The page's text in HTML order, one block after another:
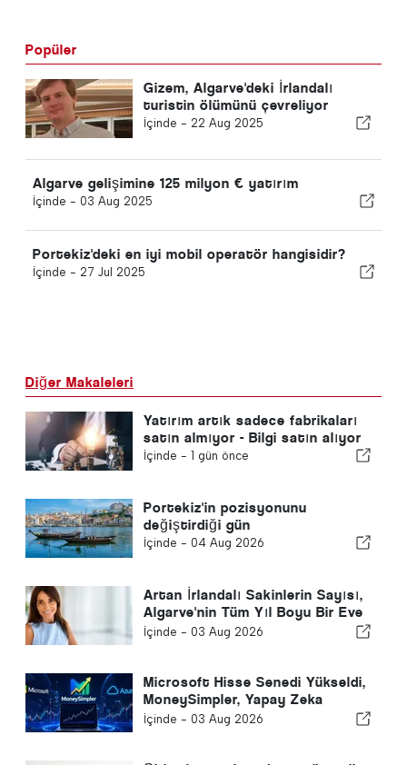
Popüler
Gizem, Algarve'deki İrlandalı
turistin ölümünü çevreliyor
İçinde - 22 Aug 2025
Algarve gelişimine 125 milyon € yatırım
İçinde - 03 Aug 2025
Portekiz'deki en iyi mobil operatör hangisidir?
İçinde - 27 Jul 2025
Diğer Makaleleri
Yatırım artık sadece fabrikaları
satın almıyor - Bilgi satın alıyor
İçinde - 1 gün önce
Portekiz'in pozisyonunu
değiştirdiği gün
İçinde - 04 Aug 2026
Artan İrlandalı Sakinlerin Sayısı,
Algarve'nin Tüm Yıl Boyu Bir Eve
Dönüşümünü Vurguluyor
İçinde - 03 Aug 2026
Microsoft Hisse Senedi Yükseldi,
MoneySimpler, Yapay Zeka
Otomatik Ticaret ile
İçinde - 03 Aug 2026